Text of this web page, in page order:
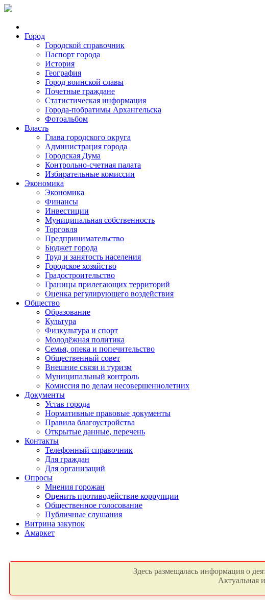
Город
Городской справочник
Паспорт города
История
География
Город воинской славы
Почетные граждане
Статистическая информация
Города-побратимы Архангельска
Фотоальбом
Власть
Глава городского округа
Администрация города
Городская Дума
Контрольно-счетная палата
Избирательные комиссии
Экономика
Экономика
Финансы
Инвестиции
Муниципальная собственность
Торговля
Предпринимательство
Бюджет города
Труд и занятость населения
Городское хозяйство
Градостроительство
Границы прилегающих территорий
Оценка регулирующего воздействия
Общество
Образование
Культура
Физкультура и спорт
Молодёжная политика
Семья, опека и попечительство
Общественный совет
Внешние связи и туризм
Муниципальный контроль
Комиссия по делам несовершеннолетних
Документы
Устав города
Нормативные правовые документы
Правила благоустройства
Открытые данные, перечень
Контакты
Телефонный справочник
Для граждан
Для организаций
Опросы
Мнения горожан
Оценить противодействие коррупции
Общественное голосование
Публичные слушания
Витрина закупок
Амаркет
Здесь размещалась информация о
Актуальная